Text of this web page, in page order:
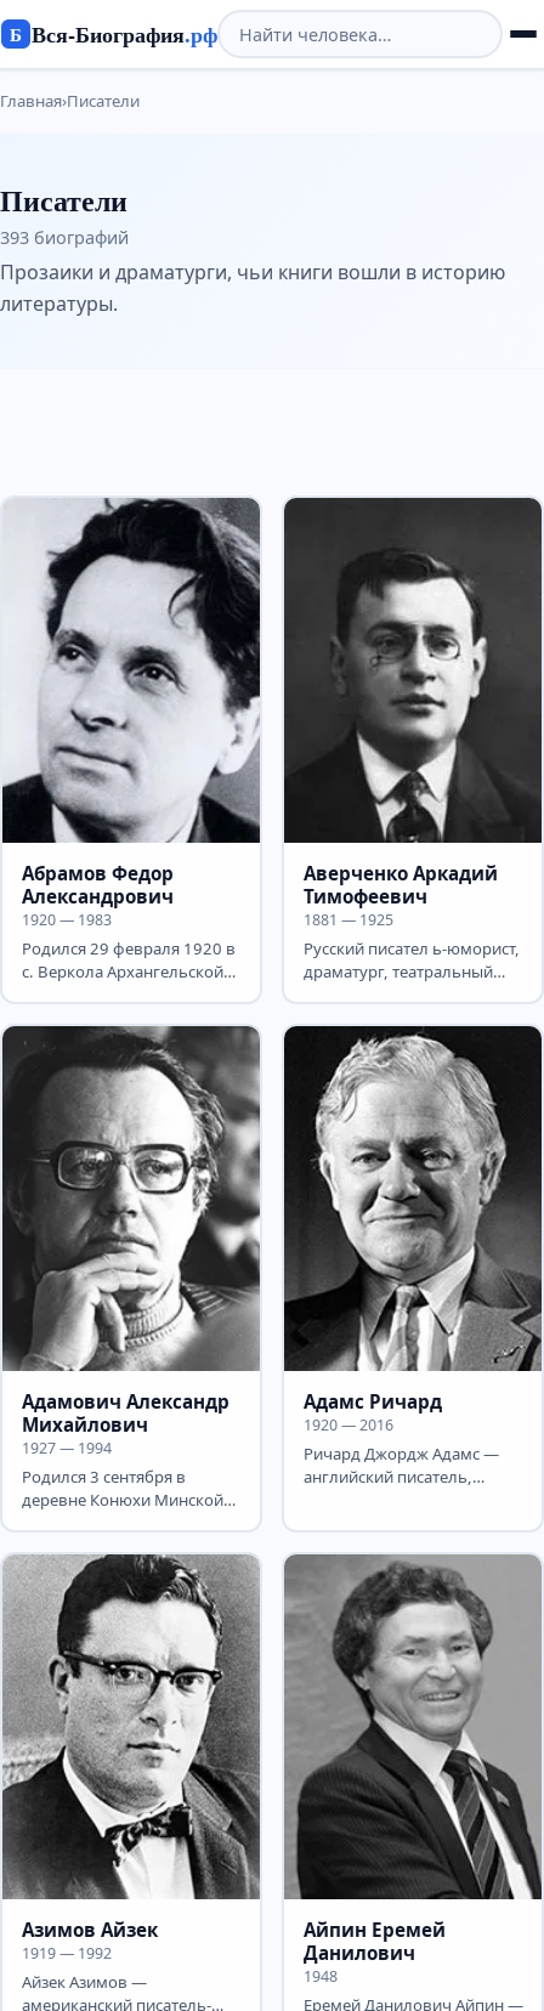
Б Вся-Биография.рф
Главная›Писатели
Писатели
393 биографий
Прозаики и драматурги, чьи книги вошли в историю
литературы.
Абрамов Федор
Александрович
1920 — 1983
Родился 29 февраля 1920 в
с. Веркола Архангельской
Великой...
Аверченко Аркадий
Тимофеевич
1881 — 1925
Русский писател ь-юморист,
драматург, театральный
Адамович Александр
Михайлович
1927 — 1994
Родился 3 сентября в
деревне Конюхи Минской
Адамс Ричард
1920 — 2016
Ричард Джордж Адамс —
английский писатель,
Азимов Айзек
1919 — 1992
Айзек Азимов —
американский писатель-
Айпин Еремей
Данилович
1948
Еремей Данилович Айпин —